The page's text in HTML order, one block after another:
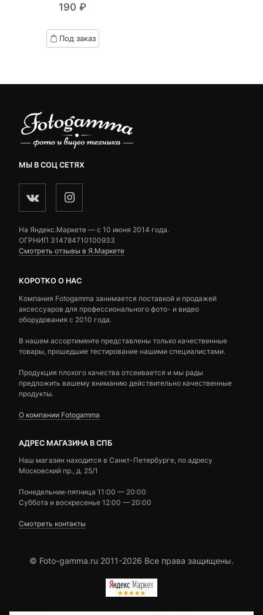
based
on
190 ₽
Под заказ
МЫ В СОЦ СЕТЯХ
На Яндекс.Маркете — c 10 июня 2014 года.
ОГРНИП 314784710100933
Смотреть отзывы в Я.Маркете
КОРОТКО О НАС
Компания Fotogamma занимается поставкой и продажей
аксессуаров для профессионального фото- и видео
оборудования с 2010 года.
В нашем ассортименте представлены только качественные
товары, прошедшие тестирование нашими специалистами.
Продукция плохого качества отсеивается и мы рады
предложить вашему вниманию действительно качественные
продукты.
О компании Fotogamma
АДРЕС МАГАЗИНА В СПБ
Наш магазин находится в Санкт-Петербурге, по адресу
Московский пр., д. 25/1
Понедельник-пятница 11:00 — 20:00
Суббота и воскресенье 12:00 — 20:00
Смотреть контакты
© Foto-gamma.ru 2011-2026 Все права защищены.